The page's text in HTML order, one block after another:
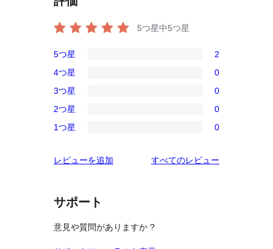
5つ星中5つ星
5-
星
レ
ビ
ー
5つ星 2
4-
星
レ
ュ
4つ星 0
3-
星
ビ
3つ星 0
2-
レ
ュ
ー
2つ星 0
星
ビ
ー
1つ星 0
レビューを追加 すべてのレビュー
サポート
意見や質問がありますか ?